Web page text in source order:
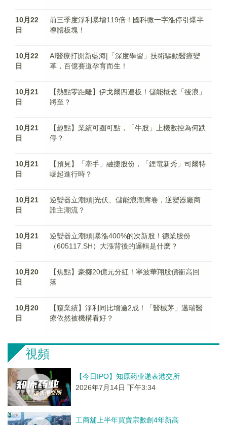
10月22
日
前三季度淨利暴增119倍！國科微一字漲停引爆半
導體板塊！
10月22
日
AI醫療打開新藍海|「深度學習」技術驅動醫療變
革，百億賽道孕育而生！
10月21
日
【熱點零距離】伊戈爾四連板！儲能概念「後浪」
將至？
10月21
日
【趣點】業績可圈可點，「牛股」上機數控為何跌
停？
10月21
日
【預見】「牽手」融捷股份，「鋰電新秀」司爾特
崛起進行時？
10月21
日
逆變器立潮頭|光伏、儲能浪潮席卷，逆變器廠商
誰主潮流？
10月21
日
逆變器立潮頭|暴漲400%的次新股！德業股份
（605117.SH）大漲背後的邏輯是什麽？
10月20
日
【焦點】豪擲20億元分紅！寧波華翔股價衝高回
落
10月20
日
【窺業績】淨利同比增逾2成！「醫械茅」邁瑞醫
療依然被機構看好？
視頻
【今日IPO】知原药业递表港交所
2026年7月14日 下午3:34
工商舖上半年買賣宗數創4年新高